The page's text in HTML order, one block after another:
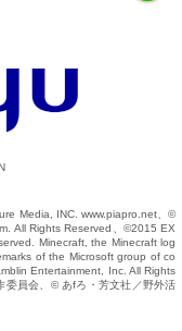
Media, INC. www.piapro.net、©
All Rights Reserved、©2015 EX
Minecraft, the Minecraft log
of the Microsoft group of co
Entertainment, Inc. All Rights
委員会、© あfろ・芳文社／野外活